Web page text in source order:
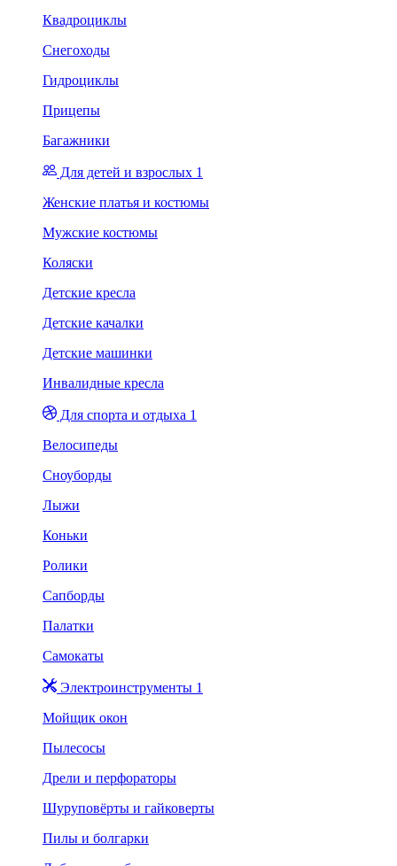
Квадроциклы
Снегоходы
Гидроциклы
Прицепы
Багажники
Для детей и взрослых 1
Женские платья и костюмы
Мужские костюмы
Коляски
Детские кресла
Детские качалки
Детские машинки
Инвалидные кресла
Для спорта и отдыха 1
Велосипеды
Сноуборды
Лыжи
Коньки
Ролики
Сапборды
Палатки
Самокаты
Электроинструменты 1
Мойщик окон
Пылесосы
Дрели и перфораторы
Шуруповёрты и гайковерты
Пилы и болгарки